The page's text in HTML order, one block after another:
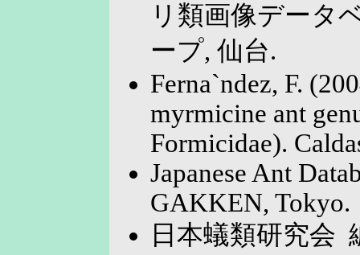
リ類画像データ
ープ, 仙台.
Ferna`ndez, F.
myrmicine ant
Formicidae).
Japanese Ant
GAKKEN, Tokyo.
日本蟻類研究会